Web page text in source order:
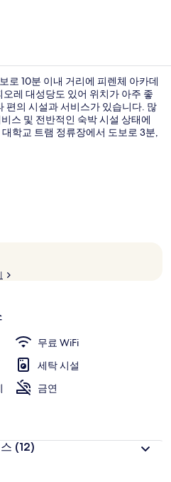
로 10분 이내 거리에 피렌체 아카데
레 대성당도 있어 위치가 아주 좋
편의 시설과 서비스가 있습니다. 많
스 및 전반적인 숙박 시설 상태에
학교 트램 정류장에서 도보로 3분,
무료 WiFi
세탁 시설
금연
(12)